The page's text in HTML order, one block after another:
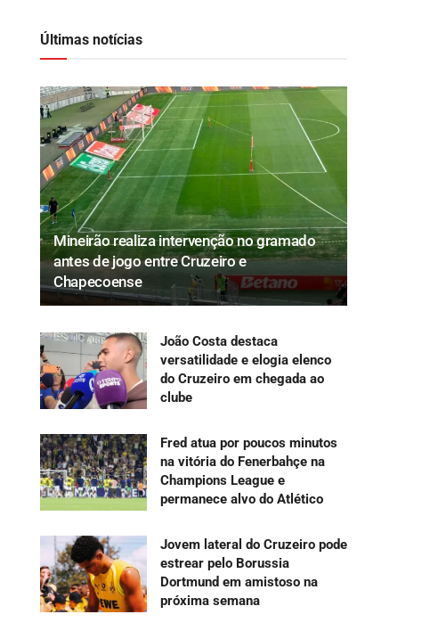
Últimas notícias
Mineirão realiza intervenção no gramado
antes de jogo entre Cruzeiro e
Chapecoense
João Costa destaca
versatilidade e elogia elenco
do Cruzeiro em chegada ao
clube
Fred atua por poucos minutos
na vitória do Fenerbahçe na
Champions League e
permanece alvo do Atlético
Jovem lateral do Cruzeiro pode
estrear pelo Borussia
Dortmund em amistoso na
próxima semana